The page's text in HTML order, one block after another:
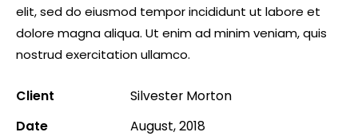
elit, sed do eiusmod tempor incididunt ut labore et
dolore magna aliqua. Ut enim ad minim veniam, quis
nostrud exercitation ullamco.
Client
Silvester Morton
Date
August, 2018